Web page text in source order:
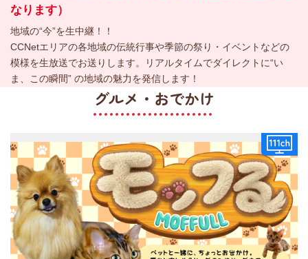
なります）
地域の“今”を生中継！！
CCNetエリアの各地域の伝統行事や季節の祭り・イベントなどの
模様を生放送でお送りします。リアルタイムでダイレクトに“い
ま、この瞬間” の地域の魅力を発信します！
グルメ・おでかけ